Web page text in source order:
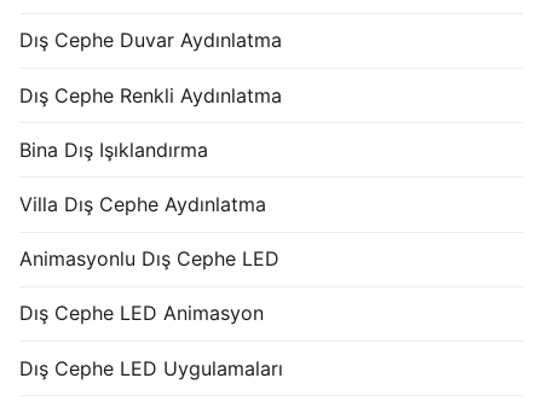
Dış Cephe Duvar Aydınlatma
Dış Cephe Renkli Aydınlatma
Bina Dış Işıklandırma
Villa Dış Cephe Aydınlatma
Animasyonlu Dış Cephe LED
Dış Cephe LED Animasyon
Dış Cephe LED Uygulamaları